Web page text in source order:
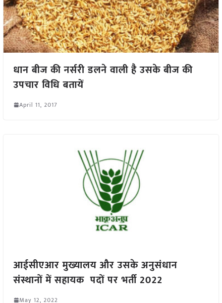
धान बीज की नर्सरी डलने वाली है उसके बीज की
उपचार विधि बतायें
April 11, 2017
आईसीएआर मुख्यालय और उसके अनुसंधान
संस्थानों में सहायक पदों पर भर्ती 2022
May 12, 2022